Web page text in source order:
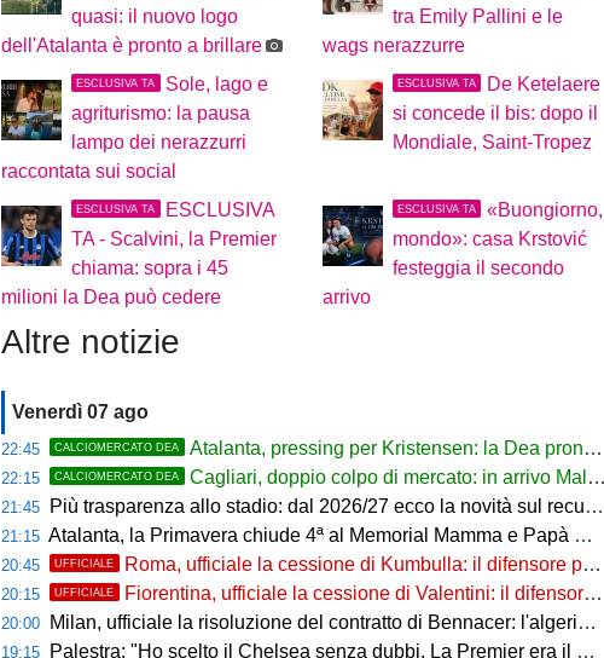
quasi: il nuovo logo
dell'Atalanta è pronto a brillare
tra Emily Pallini e le
wags nerazzurre
ESCLUSIVA TA
Sole, lago e
agriturismo: la pausa
lampo dei nerazzurri
raccontata sui social
ESCLUSIVA TA
De Ketelaere
si concede il bis: dopo il
Mondiale, Saint-Tropez
ESCLUSIVA TA
ESCLUSIVA
TA - Scalvini, la Premier
chiama: sopra i 45
milioni la Dea può cedere
ESCLUSIVA TA
«Buongiorno,
mondo»: casa Krstović
festeggia il secondo
arrivo
Altre notizie
Venerdì 07 ago
22:45 CALCIOMERCATO DEA Atalanta, pressing per Kristensen: la Dea pronta ad alzare l'offerta all'Udinese
22:15 CALCIOMERCATO DEA Cagliari, doppio colpo di mercato: in arrivo Maldini e Kevin Carlos
21:45 Più trasparenza allo stadio: dal 2026/27 ecco la novità sul recupero
21:15 Atalanta, la Primavera chiude 4ª al Memorial Mamma e Papà Cairo
20:45 UFFICIALE Roma, ufficiale la cessione di Kumbulla: il difensore passa al Rayo Vallecano
20:15 UFFICIALE Fiorentina, ufficiale la cessione di Valentini: il difensore passa al Deportivo Alavés
20:00 Milan, ufficiale la risoluzione del contratto di Bennacer: l'algerino saluta dopo sette anni
19:15 Palestra: "Ho scelto il Chelsea senza dubbi. La Premier era il mio sogno"